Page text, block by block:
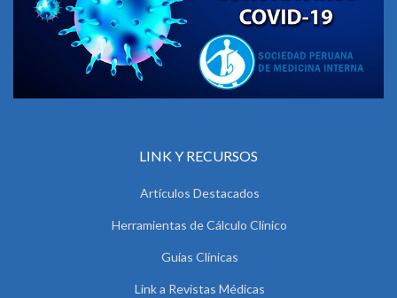
LINK Y RECURSOS
Artículos Destacados
Herramientas de Cálculo Clínico
Guías Clínicas
Link a Revistas Médicas